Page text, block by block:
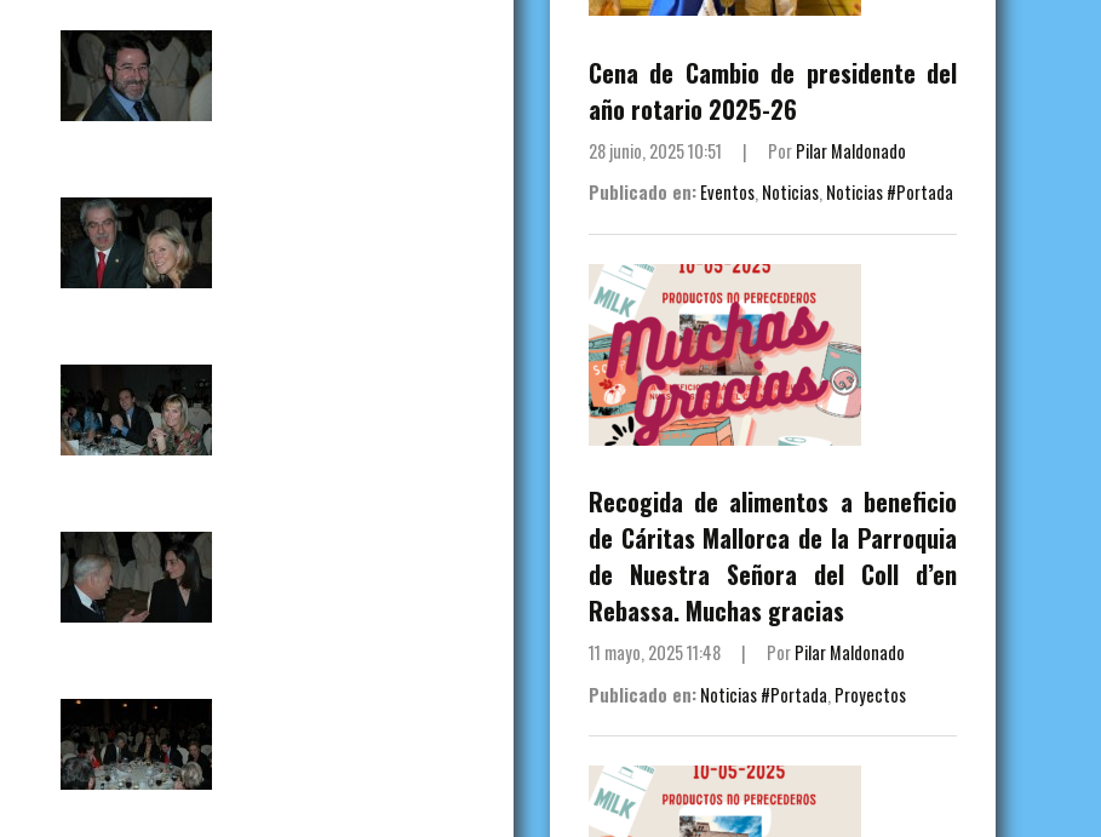
Cena de Cambio de presidente del
año rotario 2025-26
28 junio, 2025 10:51 | PorPilar Maldonado
Publicado en: Eventos,Noticias,Noticias #Portada
Recogida de alimentos a beneficio
de Cáritas Mallorca de la Parroquia
de Nuestra Señora del Coll d’en
Rebassa. Muchas gracias
11 mayo, 2025 11:48 | PorPilar Maldonado
Publicado en: Noticias #Portada, Proyectos